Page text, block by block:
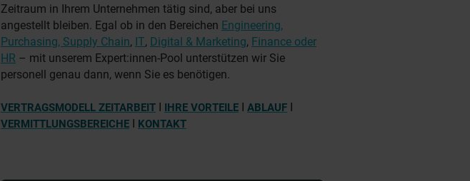
Zeitraum in Ihrem Unternehmen tätig sind, aber bei uns
angestellt bleiben. Egal ob in den Bereichen Engineering,
Purchasing, Supply Chain, IT, Digital & Marketing, Finance oder
HR – mit unserem Expert:innen-Pool unterstützen wir Sie
personell genau dann, wenn Sie es benötigen.
VERTRAGSMODELL ZEITARBEIT IHRE VORTEILE ABLAUF
VERMITTLUNGSBEREICHE KONTAKT